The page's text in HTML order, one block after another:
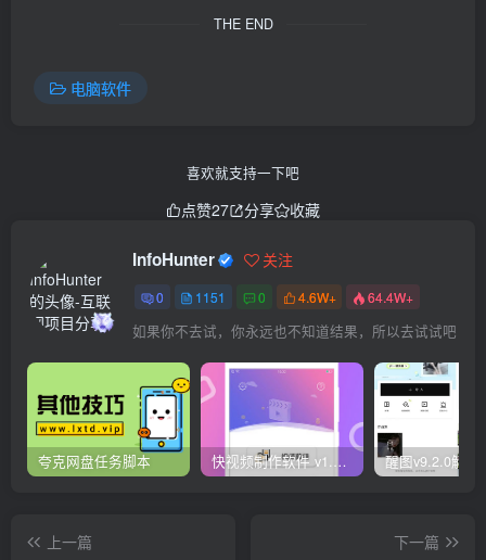
THE END
电脑软件
喜欢就支持一下吧
点赞27 分享 收藏
InfoHunter 关注
0 1151 0 4.6W+ 64.4W+
如果你不去试，你永远也不知道结果，所以去试试吧
夸克网盘任务脚本 快视频制作软件 v1.1.1安卓版
上一篇
下一篇